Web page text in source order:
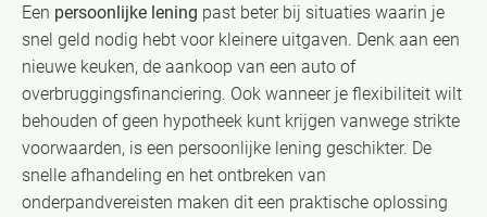
Een persoonlijke lening past beter bij situaties waarin je
snel geld nodig hebt voor kleinere uitgaven. Denk aan een
nieuwe keuken, de aankoop van een auto of
overbruggingsfinanciering. Ook wanneer je flexibiliteit wilt
behouden of geen hypotheek kunt krijgen vanwege strikte
voorwaarden, is een persoonlijke lening geschikter. De
snelle afhandeling en het ontbreken van
onderpandvereisten maken dit een praktische oplossing